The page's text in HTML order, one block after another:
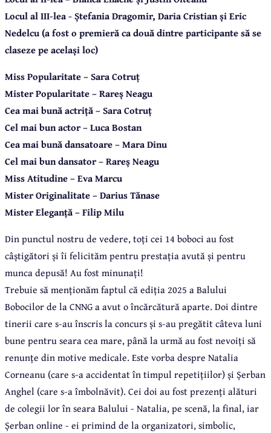
Locul al III-lea - Ștefania Dragomir, Daria Cristian și Eric
Nedelcu (a fost o premieră ca două dintre participante să se
claseze pe același loc)
Miss Popularitate – Sara Cotruț
Mister Popularitate – Rareș Neagu
Cea mai bună actriță – Sara Cotruț
Cel mai bun actor – Luca Bostan
Cea mai bună dansatoare – Mara Dinu
Cel mai bun dansator – Rareș Neagu
Miss Atitudine – Eva Marcu
Mister Originalitate – Darius Tănase
Mister Eleganță – Filip Milu
Din punctul nostru de vedere, toți cei 14 boboci au fost
câștigători și îi felicităm pentru prestația avută și pentru
munca depusă! Au fost minunați!
Trebuie să menționăm faptul că ediția 2025 a Balului
Bobocilor de la CNNG a avut o încărcătură aparte. Doi dintre
tinerii care s-au înscris la concurs și s-au pregătit câteva luni
bune pentru seara cea mare, până la urmă au fost nevoiți să
renunțe din motive medicale. Este vorba despre Natalia
Corneanu (care s-a accidentat în timpul repetițiilor) și Șerban
Anghel (care s-a îmbolnăvit). Cei doi au fost prezenți alături
de colegii lor în seara Balului - Natalia, pe scenă, la final, iar
Șerban online - ei primind de la organizatori, simbolic,